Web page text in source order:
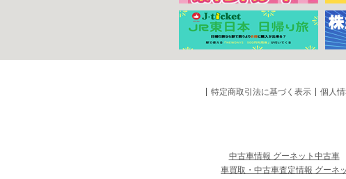
特定商取引法に基づく表示 個人
中古車情報 グーネット中古車
車買取・中古車査定情報 グーネ